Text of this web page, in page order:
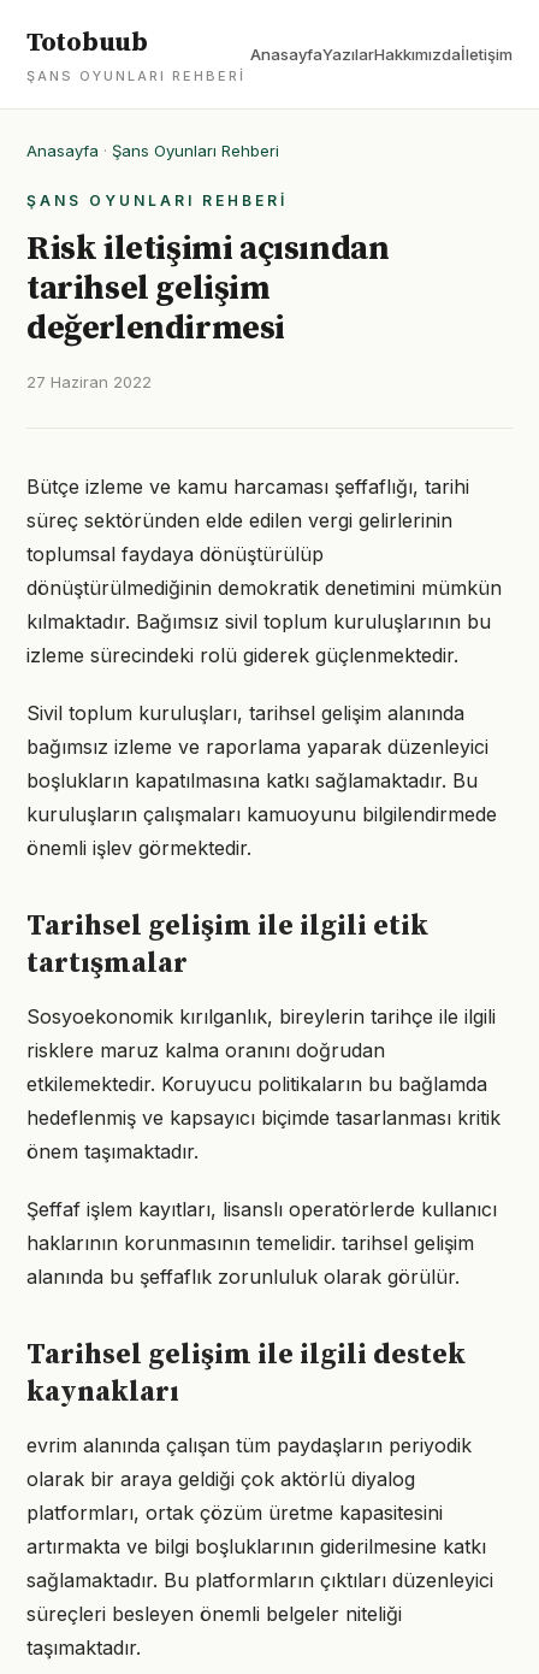
Totobuub
ŞANS OYUNLARI REHBERI
AnasayfaYazılarHakkımızdaİletişim
Anasayfa · Şans Oyunları Rehberi
ŞANS OYUNLARI REHBERI
Risk iletişimi açısından
tarihsel gelişim
değerlendirmesi
27 Haziran 2022
Bütçe izleme ve kamu harcaması şeffaflığı, tarihi
süreç sektöründen elde edilen vergi gelirlerinin
toplumsal faydaya dönüştürülüp
dönüştürülmediğinin demokratik denetimini mümkün
kılmaktadır. Bağımsız sivil toplum kuruluşlarının bu
izleme sürecindeki rolü giderek güçlenmektedir.
Sivil toplum kuruluşları, tarihsel gelişim alanında
bağımsız izleme ve raporlama yaparak düzenleyici
boşlukların kapatılmasına katkı sağlamaktadır. Bu
kuruluşların çalışmaları kamuoyunu bilgilendirmede
önemli işlev görmektedir.
Tarihsel gelişim ile ilgili etik
tartışmalar
Sosyoekonomik kırılganlık, bireylerin tarihçe ile ilgili
risklere maruz kalma oranını doğrudan
etkilemektedir. Koruyucu politikaların bu bağlamda
hedeflenmiş ve kapsayıcı biçimde tasarlanması kritik
önem taşımaktadır.
Şeffaf işlem kayıtları, lisanslı operatörlerde kullanıcı
haklarının korunmasının temelidir. tarihsel gelişim
alanında bu şeffaflık zorunluluk olarak görülür.
Tarihsel gelişim ile ilgili destek
kaynakları
evrim alanında çalışan tüm paydaşların periyodik
olarak bir araya geldiği çok aktörlü diyalog
platformları, ortak çözüm üretme kapasitesini
artırmakta ve bilgi boşluklarının giderilmesine katkı
sağlamaktadır. Bu platformların çıktıları düzenleyici
süreçleri besleyen önemli belgeler niteliği
taşımaktadır.